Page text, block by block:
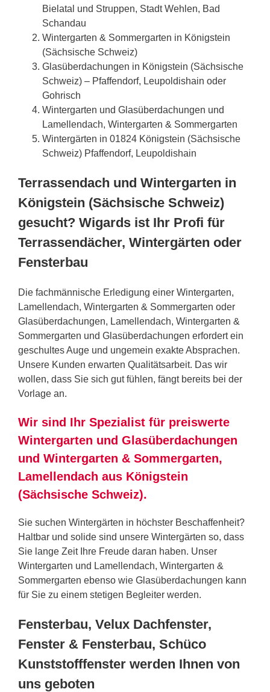
Bielatal und Struppen, Stadt Wehlen, Bad
Schandau
Wintergarten & Sommergarten in Königstein
(Sächsische Schweiz)
Glasüberdachungen in Königstein (Sächsische
Schweiz) – Pfaffendorf, Leupoldishain oder
Gohrisch
Wintergarten und Glasüberdachungen und
Lamellendach, Wintergarten & Sommergarten
Wintergärten in 01824 Königstein (Sächsische
Schweiz) Pfaffendorf, Leupoldishain
Terrassendach und Wintergarten in
Königstein (Sächsische Schweiz)
gesucht? Wigards ist Ihr Profi für
Terrassendächer, Wintergärten oder
Fensterbau
Die fachmännische Erledigung einer Wintergarten,
Lamellendach, Wintergarten & Sommergarten oder
Glasüberdachungen, Lamellendach, Wintergarten &
Sommergarten und Glasüberdachungen erfordert ein
geschultes Auge und ungemein exakte Absprachen.
Unsere Kunden erwarten Qualitätsarbeit. Das wir
wollen, dass Sie sich gut fühlen, fängt bereits bei der
Vorlage an.
Wir sind Ihr Spezialist für preiswerte
Wintergarten und Glasüberdachungen
und Wintergarten & Sommergarten,
Lamellendach aus Königstein
(Sächsische Schweiz).
Sie suchen Wintergärten in höchster Beschaffenheit?
Haltbar und solide sind unsere Wintergärten so, dass
Sie lange Zeit Ihre Freude daran haben. Unser
Wintergarten und Lamellendach, Wintergarten &
Sommergarten ebenso wie Glasüberdachungen kann
für Sie zu einem stetigen Begleiter werden.
Fensterbau, Velux Dachfenster,
Fenster & Fensterbau, Schüco
Kunststofffenster werden Ihnen von
uns geboten